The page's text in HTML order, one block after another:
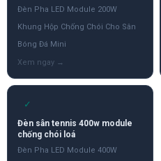
Đèn Pha LED Module 200W
Khung Hộp Chống Chói Cho Sân
Bóng Đá Mini
✓
Đèn sân tennis 400w module
chống chói loá
Đèn Pha LED Module 400W